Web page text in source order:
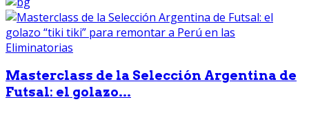
Masterclass de la Selección Argentina de
Futsal: el golazo...